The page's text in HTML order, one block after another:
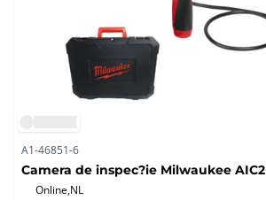
A1-46851-6
Camera de inspec?ie Milwaukee AIC2
Online,NL